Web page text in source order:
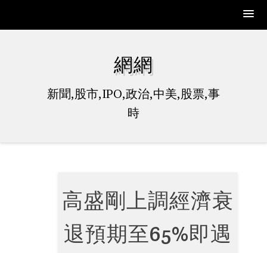
網網
新聞,股市,IPO,政治,中美,股票,事
時
高盛剛上調經濟衰
退預期至65%即遇